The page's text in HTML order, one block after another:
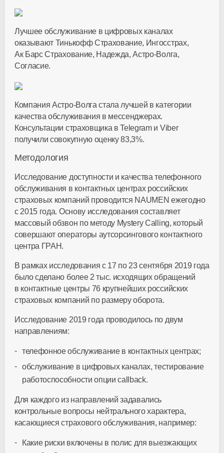
Лучшее обслуживание в цифровых каналах
оказывают Тинькофф Страхование, Ингосстрах,
Ак Барс Страхование, Надежда,Астро-Волга,
Согласие.
КомпанияАстро-Волга стала лучшей в категории
качества обслуживания в мессенджерах.
Консультации страховщика в Telegram и Viber
получили совокупную оценку 83,3%.
Методология
Исследование доступности и качества телефонного
обслуживания в контактных центрах российских
страховых компаний проводится NAUMEN ежегодно
с 2015 года. Основу исследования составляет
массовый обзвон по методу Mystery Calling, который
совершают операторы аутсорсингового контактного
центра ГРАН.
В рамках исследования с 17 по 23 сентября 2019 года
было сделано более 2 тыс. исходящих обращений
в контактные центры 76 крупнейших российских
страховых компаний по размеру оборота.
Исследование 2019 года проводилось по двум
направлениям:
телефонное обслуживание в контактных центрах;
обслуживание в цифровых каналах, тестирование
работоспособности опции callback.
Для каждого из направлений задавались
контрольные вопросы нейтрального характера,
касающиеся страхового обслуживания, например:
Какие риски включены в полис для выезжающих